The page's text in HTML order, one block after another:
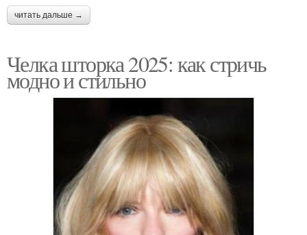
читать дальше →
Челка шторка 2025: как стричь
модно и стильно